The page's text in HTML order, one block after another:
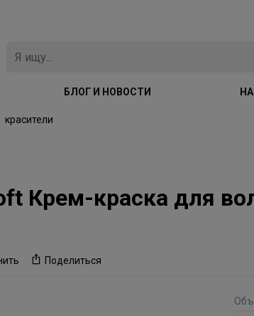
БЛОГ И НОВОСТИ
красители
Крем-краска для
Поделиться